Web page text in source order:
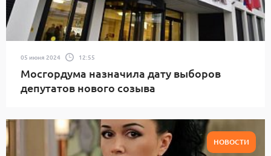
05 июня 2024 12:55
Мосгордума назначила дату выборов
депутатов нового созыва
НОВОСТИ